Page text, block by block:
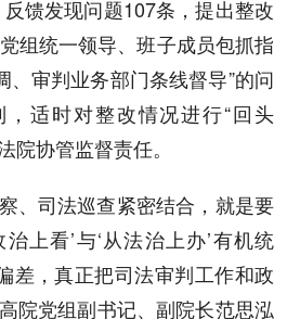
馈发现问题107条，提出整改
组统一领导、班子成员包抓指
审判业务部门条线督导”的问
适时对整改情况进行“回头
院协管监督责任。
、司法巡查紧密结合，就是要
上看’与‘从法治上办’有机统
差，真正把司法审判工作和政
院党组副书记、副院长范思泓